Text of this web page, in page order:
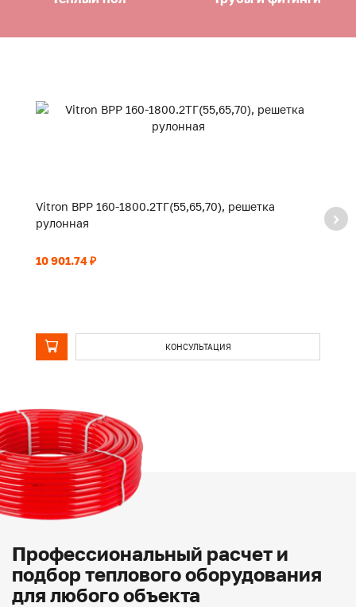
Vitron ВРР 160-1800.2ТГ(55,65,70), решетка
рулонная
10 901.74 ₽
КОНСУЛЬТАЦИЯ
Профессиональный расчет и
подбор теплового оборудования
для любого объекта